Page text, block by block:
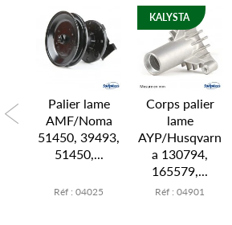
Palier lame
AMF/Noma
51450, 39493,
51450,...
Réf : 04025
Corps palier
lame
AYP/Husqvarn
a 130794,
165579,...
Réf : 04901
KALYSTA